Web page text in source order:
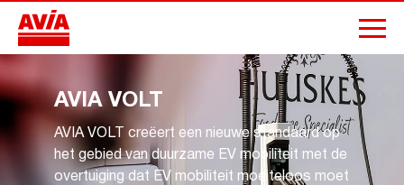
AVIA VOLT
AVIA VOLT creëert een nieuwe standaard op
het gebied van duurzame EV mobiliteit met de
overtuiging dat EV mobiliteit moeiteloos moet